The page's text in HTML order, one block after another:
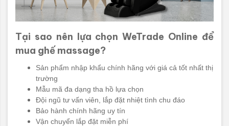
Tại sao nên lựa chọn WeTrade Online để
mua ghế massage?
Sản phẩm nhập khẩu chính hãng với giá cả tốt nhất thị
trường
Mẫu mã đa dạng tha hồ lựa chọn
Đội ngũ tư vấn viên, lắp đặt nhiệt tình chu đáo
Bảo hành chính hãng uy tín
Vận chuyển lắp đặt miễn phí